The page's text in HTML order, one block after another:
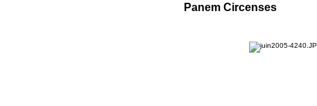
Panem Circenses